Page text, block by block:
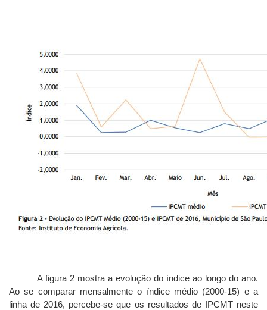
A figura 2 mostra a evolução do índice ao longo do ano.
Ao se comparar mensalmente o índice médio (2000-15) e a
linha de 2016, percebe-se que os resultados de IPCMT neste